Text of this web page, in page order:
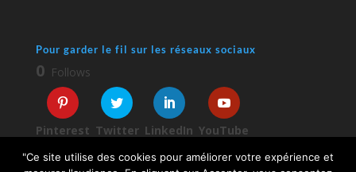
Pour garder le fil sur les réseaux sociaux
0 Follows
Pinterest Twitter LinkedIn YouTube
"Ce site utilise des cookies pour améliorer votre expérience et